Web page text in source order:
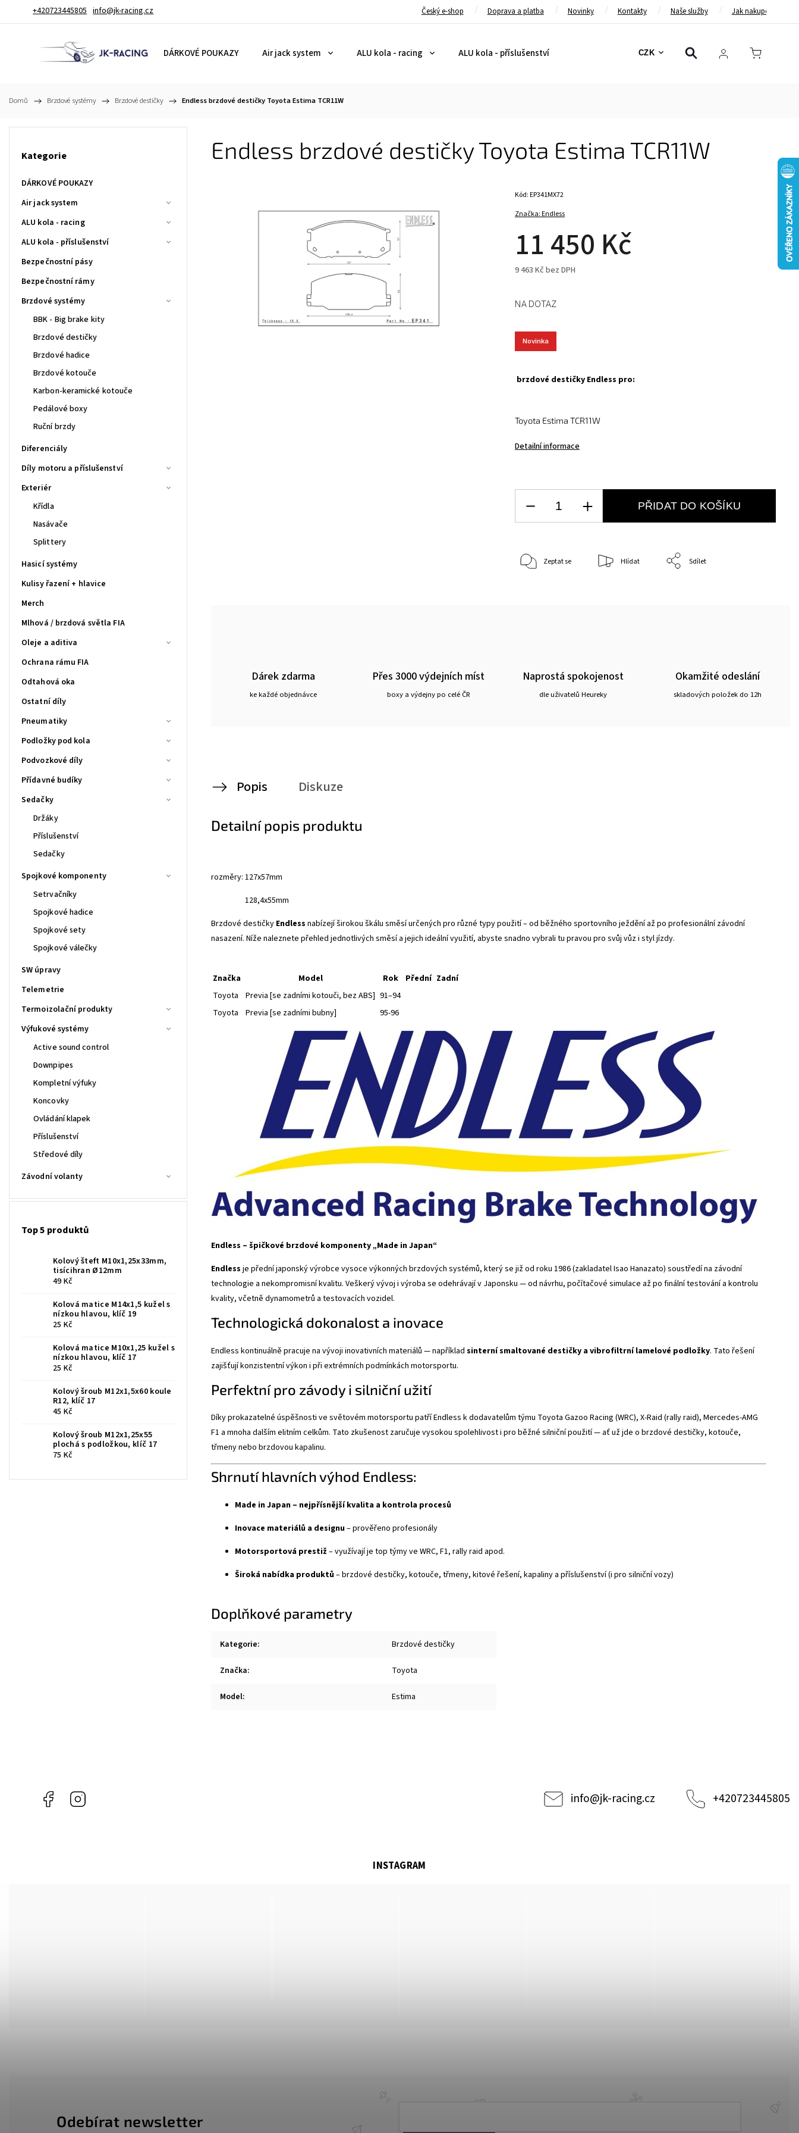
+420723445805 info@jk-racing.cz Český e-shop Doprava a platba Novinky Kontakty Naše služby Jak nakupovat
CZK
DÁRKOVÉ POUKAZY Air jack system ALU kola - racing ALU kola - příslušenství Bezpečnostní pásy Bezpečnostní rámy
Domů / Brzdové systémy / Brzdové destičky / Endless brzdové destičky Toyota Estima TCR11W
Kategorie
DÁRKOVÉ POUKAZY
Air jack system
ALU kola - racing
ALU kola - příslušenství
Bezpečnostní pásy
Bezpečnostní rámy
Brzdové systémy
BBK - Big brake kity
Brzdové destičky
Brzdové hadice
Brzdové kotouče
Karbon-keramické kotouče
Pedálové boxy
Ruční brzdy
Diferenciály
Díly motoru a příslušenství
Exteriér
Křídla
Nasávače
Splittery
Hasicí systémy
Kulisy řazení + hlavice
Merch
Mlhová / brzdová světla FIA
Oleje a aditiva
Ochrana rámu FIA
Odtahová oka
Ostatní díly
Pneumatiky
Podložky pod kola
Podvozkové díly
Přídavné budíky
Sedačky
Držáky
Příslušenství
Sedačky
Spojkové komponenty
Setrvačníky
Spojkové hadice
Spojkové sety
Spojkové válečky
SW úpravy
Telemetrie
Termoizolační produkty
Výfukové systémy
Active sound control
Downpipes
Kompletní výfuky
Koncovky
Ovládání klapek
Příslušenství
Středové díly
Závodní volanty
Top 5 produktů
Kolový šteft M10x1,25x33mm,
tisícihran Ø12mm
49 Kč
Kolová matice M14x1,5 kužel s
nízkou hlavou, klíč 19
25 Kč
Kolová matice M10x1,25 kužel s
nízkou hlavou, klíč 17
25 Kč
Kolový šroub M12x1,5x60 koule
R12, klíč 17
45 Kč
Kolový šroub M12x1,25x55
plochá s podložkou, klíč 17
75 Kč
Endless brzdové destičky Toyota Estima TCR11W
Značka:Endless
11 450 Kč
9 463 Kč bez DPH
Kód:EP341MX72
brzdové destičky Endless pro:
Toyota Estima TCR11W
Detailní informace
Novinka
NA DOTAZ
PŘIDAT DO KOŠÍKU
Zeptat se Hlídat Sdílet
Dárek zdarma
ke každé objednávce
Přes 3000 výdejních míst
boxy a výdejny po celé ČR
Naprostá spokojenost
dle uživatelů Heureky
Okamžité odeslání
skladových položek do 12h
Popis Diskuze
Detailní popis produktu
rozměry: 127x57mm
128,4x55mm
Brzdové destičky Endless nabízejí širokou škálu směsí určených pro různé typy použití – od běžného sportovního ježdění až po profesionální závodní
nasazení. Níže naleznete přehled jednotlivých směsí a jejich ideální využití, abyste snadno vybrali tu pravou pro svůj vůz i styl jízdy.
Značka Model Rok Přední Zadní
Toyota
Previa [se zadními kotouči, bez ABS] 91–94
Toyota
Previa [se zadními bubny] 95-96
Endless – špičkové brzdové komponenty „Made in Japan“
Endless je přední japonský výrobce vysoce výkonných brzdových systémů, který se již od roku 1986 (zakladatel Isao Hanazato) soustředí na závodní
technologie a nekompromisní kvalitu. Veškerý vývoj i výroba se odehrávají v Japonsku — od návrhu, počítačové simulace až po finální testování a kontrolu
kvality, včetně dynamometrů a testovacích vozidel.
Technologická dokonalost a inovace
Endless kontinuálně pracuje na vývoji inovativních materiálů — například sinterní smaltované destičky a vibrofiltrní lamelové podložky. Tato řešení
zajišťují konzistentní výkon i při extrémních podmínkách motorsportu.
Perfektní pro závody i silniční užití
Díky prokazatelné úspěšnosti ve světovém motorsportu patří Endless k dodavatelům týmu Toyota Gazoo Racing (WRC), X-Raid (rally raid), Mercedes-AMG
F1 a mnoha dalším elitním celkům. Tato zkušenost zaručuje vysokou spolehlivost i pro běžné silniční použití — ať už jde o brzdové destičky, kotouče,
třmeny nebo brzdovou kapalinu.
Shrnutí hlavních výhod Endless:
Made in Japan – nejpřísnější kvalita a kontrola procesů
Inovace materiálů a designu– prověřeno profesionály
Motorsportová prestiž – využívají je top týmy ve WRC, F1, rally raid apod.
Široká nabídka produktů– brzdové destičky, kotouče, třmeny, kitové řešení, kapaliny a příslušenství (i pro silniční vozy)
Doplňkové parametry
Kategorie: Brzdové destičky
Značka: Toyota
Model: Estima
Facebook info@jk-racing.cz +420723445805
INSTAGRAM
Odebírat newsletter